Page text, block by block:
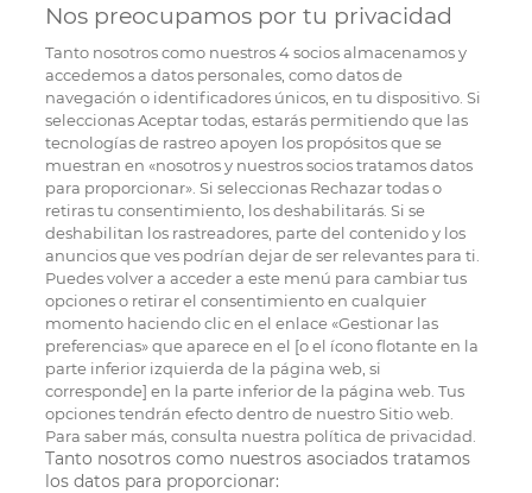
Nos preocupamos por tu privacidad
Tanto nosotros como nuestros4socios almacenamos y
accedemos a datos personales, como datos de
navegación o identificadores únicos, en tu dispositivo. Si
seleccionas Aceptar todas, estarás permitiendo que las
tecnologías de rastreo apoyen los propósitos que se
muestran en «nosotros y nuestros socios tratamos datos
para proporcionar». Si seleccionas Rechazar todas o
retiras tu consentimiento, los deshabilitarás. Si se
deshabilitan los rastreadores, parte del contenido y los
anuncios que ves podrían dejar de ser relevantes para ti.
Puedes volver a acceder a este menú para cambiar tus
opciones o retirar el consentimiento en cualquier
momento haciendo clic en el enlace «Gestionar las
preferencias» que aparece en el [o el ícono flotante en la
parte inferior izquierda de la página web, si
corresponde] en la parte inferior de la página web. Tus
opciones tendrán efecto dentro de nuestro Sitio web.
Para saber más, consulta nuestra política de privacidad.
Tanto nosotros como nuestros asociados tratamos
los datos para proporcionar: